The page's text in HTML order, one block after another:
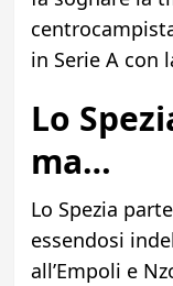
in Serie A con
Lo
ma…
Lo Spezia
essendosi
all’Empoli e